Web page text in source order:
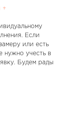
+
Если
или есть
нужно учесть в
Будем рады